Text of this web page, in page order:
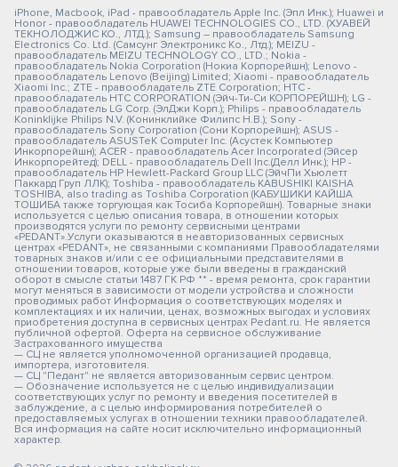
iPhone, Macbook, iPad - правообладатель Apple Inc. (Эпл Инк.); Huawei и
Honor - правообладатель HUAWEI TECHNOLOGIES CO., LTD. (ХУАВЕЙ
ТЕКНОЛОДЖИС КО., ЛТД.); Samsung – правообладатель Samsung
Electronics Co. Ltd. (Самсунг Электроникс Ко., Лтд.); MEIZU -
правообладатель MEIZU TECHNOLOGY CO., LTD.; Nokia -
правообладатель Nokia Corporation (Нокиа Корпорейшн); Lenovo -
правообладатель Lenovo (Beijing) Limited; Xiaomi - правообладатель
Xiaomi Inc.; ZTE - правообладатель ZTE Corporation; HTC -
правообладатель HTC CORPORATION (Эйч-Ти-Си КОРПОРЕЙШН); LG -
правообладатель LG Corp. (ЭлДжи Корп.); Philips - правообладатель
Koninklijke Philips N.V. (Конинклийке Филипс Н.В.); Sony -
правообладатель Sony Corporation (Сони Корпорейшн); ASUS -
правообладатель ASUSTeK Computer Inc. (Асустек Компьютер
Инкорпорейшн); ACER - правообладатель Acer Incorporated (Эйсер
Инкорпорейтед); DELL - правообладатель Dell Inc.(Делл Инк.); HP -
правообладатель HP Hewlett-Packard Group LLC (ЭйчПи Хьюлетт
Паккард Груп ЛЛК); Toshiba - правообладатель KABUSHIKI KAISHA
TOSHIBA, also trading as Toshiba Corporation (КАБУШИКИ КАЙША
ТОШИБА также торгующая как Тосиба Корпорейшн). Товарные знаки
используется с целью описания товара, в отношении которых
производятся услуги по ремонту сервисными центрами
«PEDANT».Услуги оказываются в неавторизованных сервисных
центрах «PEDANT», не связанными с компаниями Правообладателями
товарных знаков и/или с ее официальными представителями в
отношении товаров, которые уже были введены в гражданский
оборот в смысле статьи 1487 ГК РФ ** - время ремонта, срок гарантии
могут меняться в зависимости от модели устройства и сложности
проводимых работ Информация о соответствующих моделях и
комплектациях и их наличии, ценах, возможных выгодах и условиях
приобретения доступна в сервисных центрах Pedant.ru. Не является
публичной офертой. Оферта на сервисное обслуживание
Застрахованного имущества
— СЦ не является уполномоченной организацией продавца,
импортера, изготовителя.
— СЦ "Педант" не является авторизованным сервис центром.
— Обозначение используется не с целью индивидуализации
соответствующих услуг по ремонту и введения посетителей в
заблуждение, а с целью информирования потребителей о
предоставляемых услугах в отношении техники правообладателей.
Вся информация на сайте носит исключительно информационный
характер.